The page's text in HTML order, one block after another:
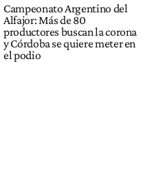
Campeonato Argentino del
Alfajor: Más de 80
productores buscan la corona
y Córdoba se quiere meter en
el podio